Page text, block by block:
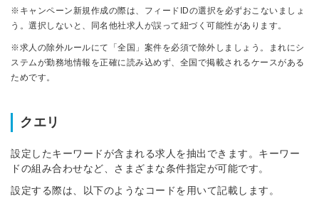
※キャンペーン新規作成の際は、フィードIDの選択を必ずおこないましょ
う。選択しないと、同名他社求人が誤って紐づく可能性があります。
※求人の除外ルールにて「全国」案件を必須で除外しましょう。まれにシ
ステムが勤務地情報を正確に読み込めず、全国で掲載されるケースがある
ためです。
クエリ
設定したキーワードが含まれる求人を抽出できます。キーワー
ドの組み合わせなど、さまざまな条件指定が可能です。
設定する際は、以下のようなコードを用いて記載します。